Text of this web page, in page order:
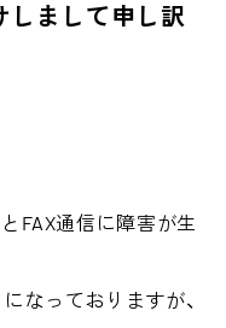
しまして申し訳
FAX通信に障害が生
なっておりますが、